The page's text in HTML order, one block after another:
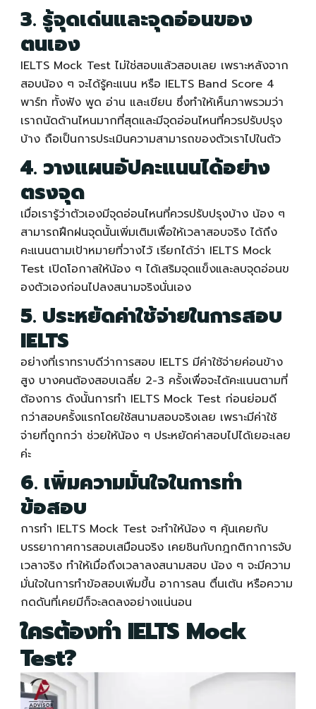
3. รู้จุดเด่นและจุดอ่อนของ
ตนเอง
IELTS Mock Testไม่ใช่สอบแล้วสอบเลย เพราะหลังจาก
สอบน้อง ๆ จะได้รู้คะแนน หรือ IELTS Band Score 4
พาร์ท ทั้งฟัง พูด อ่าน และเขียน ซึ่งทำให้เห็นภาพรวมว่า
เราถนัดด้านไหนมากที่สุดและมีจุดอ่อนไหนที่ควรปรับปรุง
บ้าง ถือเป็นการประเมินความสามารถของตัวเราไปในตัว
4. วางแผนอัปคะแนนได้อย่าง
ตรงจุด
เมื่อเรารู้ว่าตัวเองมีจุดอ่อนไหนที่ควรปรับปรุงบ้าง น้อง ๆ
สามารถฝึกฝนจุดนั้นเพิ่มเติมเพื่อให้เวลาสอบจริง ได้ถึง
คะแนนตามเป้าหมายที่วางไว้ เรียกได้ว่า IELTS Mock
Testเปิดโอกาสให้น้อง ๆ ได้เสริมจุดแข็งและลบจุดอ่อนข
องตัวเองก่อนไปลงสนามจริงนั่นเอง
5. ประหยัดค่าใช้จ่ายในการสอบ
IELTS
อย่างที่เราทราบดีว่าการสอบ IELTS มีค่าใช้จ่ายค่อนข้าง
สูง บางคนต้องสอบเฉลี่ย 2-3 ครั้งเพื่อจะได้คะแนนตามที่
ต้องการ ดังนั้นการทำ IELTS Mock Testก่อนย่อมดี
กว่าสอบครั้งแรกโดยใช้สนามสอบจริงเลย เพราะมีค่าใช้
จ่ายที่ถูกกว่า ช่วยให้น้อง ๆ ประหยัดค่าสอบไปได้เยอะเลย
ค่ะ
6. เพิ่มความมั่นใจในการทำ
ข้อสอบ
การทำ IELTS Mock Testจะทำให้น้อง ๆ คุ้นเคยกับ
บรรยากาศการสอบเสมือนจริง เคยชินกับกฎกติกาการจับ
เวลาจริง ทำให้เมื่อถึงเวลาลงสนามสอบ น้อง ๆ จะมีความ
มั่นใจในการทำข้อสอบเพิ่มขึ้น อาการลน ตื่นเต้น หรือความ
กดดันที่เคยมีก็จะลดลงอย่างแน่นอน
ใครต้องทำ IELTS Mock
Test?